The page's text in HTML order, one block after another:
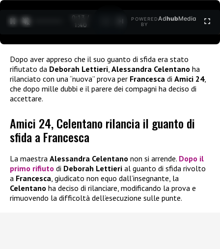
0:14 /
1:40
POWERED
BY
AdhubMedia
Dopo aver appreso che il suo guanto di sfida era stato
rifiutato da Deborah Lettieri Alessandra Celentano ha
rilanciato con una “nuova” prova per Francesca di Amici 24,
che dopo mille dubbi e il parere dei compagni ha deciso di
accettare.
Amici 24, Celentano rilancia il guanto di
sfida a Francesca
La maestra Alessandra Celentano non si arrende. Dopo il
primo rifiuto di Deborah Lettieri al guanto di sfida rivolto
a Francesca, giudicato non equo dall’insegnante, la
Celentano ha deciso di rilanciare, modificando la prova e
rimuovendo la difficoltà dell’esecuzione sulle punte.